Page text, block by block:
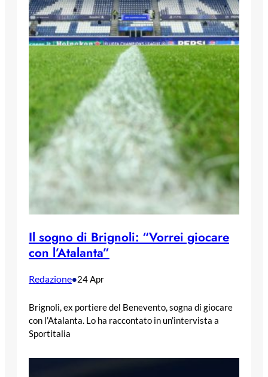
Il sogno di Brignoli: “Vorrei giocare
con l’Atalanta”
Redazione•24 Apr
Brignoli, ex portiere del Benevento, sogna di giocare
con l’Atalanta. Lo ha raccontato in un’intervista a
Sportitalia